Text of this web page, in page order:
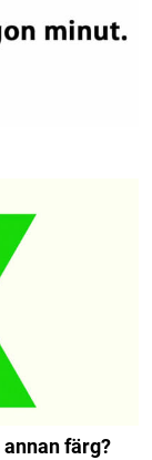
färg?